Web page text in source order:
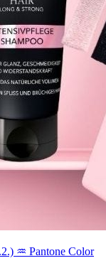
♒ Pantone Color